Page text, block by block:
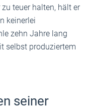
teuer halten, hält er
keinerlei
zehn Jahre lang
selbst produziertem
seiner